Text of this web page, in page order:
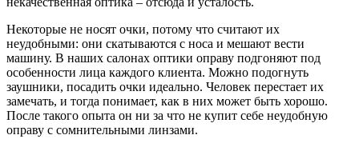
Некоторые не носят очки, потому что считают их
неудобными: они скатываются с носа и мешают вести
машину. В наших салонах оптики оправу подгоняют под
особенности лица каждого клиента. Можно подогнуть
заушники, посадить очки идеально. Человек перестает их
замечать, и тогда понимает, как в них может быть хорошо.
После такого опыта он ни за что не купит себе неудобную
оправу с сомнительными линзами.